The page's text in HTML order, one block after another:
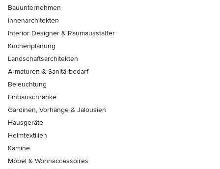
Bauunternehmen
Innenarchitekten
Interior Designer & Raumausstatter
Küchenplanung
Landschaftsarchitekten
Armaturen & Sanitärbedarf
Beleuchtung
Einbauschränke
Gardinen, Vorhänge & Jalousien
Hausgeräte
Heimtextilien
Kamine
Möbel & Wohnaccessoires